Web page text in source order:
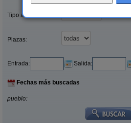
Tipo alquiler:
Plazas:
Entrada: Salida:
Fechas más buscadas
pueblo: